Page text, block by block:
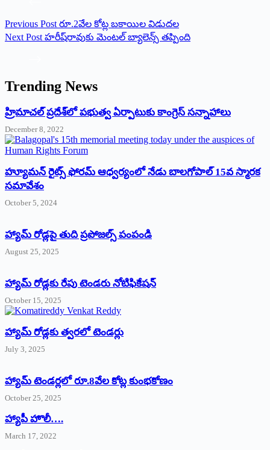
Previous Post రూ.2వేల కోట్ల బ‌కాయిల విడుద‌ల‌
Next Post హరీష్‌రావుకు మెంటల్ బ్యాలెన్స్ తప్పింది
Trending News
‌హ్రిమాచల్‌ ‌ప్రదేశ్‌లో పభుత్వ ఏర్పాటుకు కాంగ్రెస్‌ ‌సన్నాహాలు
December 8, 2022
హ్యూమన్‌ రైట్స్‌ ఫోరమ్‌ ఆధ్వర్యంలో నేడు బాలగోపాల్‌ 15వ స్మారక
సమావేశం
October 5, 2024
హ్యామ్‌ రోడ్లపై తుది ప్రపోజల్స్‌ పంపండి
August 25, 2025
హ్యామ్‌ రోడ్లకు రేపు టెండరు నోటిఫికేషన్‌
October 15, 2025
హ్యామ్‌ రోడ్లకు త్వరలో టెండర్లు
July 3, 2025
హ్యామ్‌ ‌టెండర్లలో రూ.8వేల కోట్ల కుంభకోణం
October 25, 2025
హ్యాపీ హొలీ….
March 17, 2022